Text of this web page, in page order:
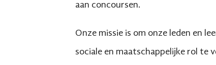
aan concoursen.
Onze missie is om onze leden en
sociale en maatschappelijke rol te